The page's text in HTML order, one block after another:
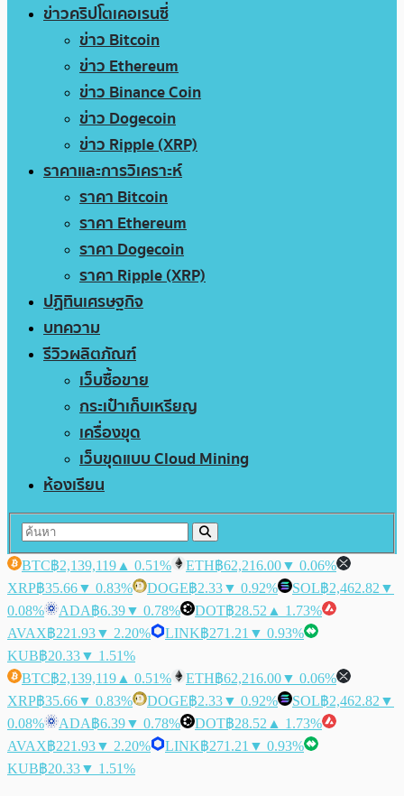
ข่าวคริปโตเคอเรนซี่
ข่าว Bitcoin
ข่าว Ethereum
ข่าว Binance Coin
ข่าว Dogecoin
ข่าว Ripple (XRP)
ราคาและการวิเคราะห์
ราคา Bitcoin
ราคา Ethereum
ราคา Dogecoin
ราคา Ripple (XRP)
ปฏิทินเศรษฐกิจ
บทความ
รีวิวผลิตภัณฑ์
เว็บซื้อขาย
กระเป๋าเก็บเหรียญ
เครื่องขุด
เว็บขุดแบบ Cloud Mining
ห้องเรียน
BTC฿2,139,119 ▲ 0.51% ETH฿62,216.00▼ 0.06%
XRP฿35.66▼ 0.83% DOGE฿2.33▼ 0.92% SOL฿2,462.82 ▼
0.08%
ADA฿6.39▼ 0.78% DOT฿28.52 ▲ 1.73%
AVAX฿221.93▼ 2.20% LINK฿271.21 ▼ 0.93%
KUB฿20.33▼ 1.51%
BTC฿2,139,119 ▲ 0.51% ETH฿62,216.00▼ 0.06%
XRP฿35.66▼ 0.83% DOGE฿2.33▼ 0.92% SOL฿2,462.82 ▼
0.08%
ADA฿6.39▼ 0.78% DOT฿28.52 ▲ 1.73%
AVAX฿221.93▼ 2.20% LINK฿271.21 ▼ 0.93%
KUB฿20.33▼ 1.51%